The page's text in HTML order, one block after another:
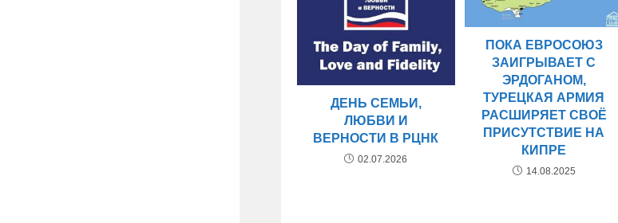
ДЕНЬ СЕМЬИ,
ЛЮБВИ И
ВЕРНОСТИ В РЦНК
02.07.2026
ПОКА ЕВРОСОЮЗ
ЗАИГРЫВАЕТ С
ЭРДОГАНОМ,
ТУРЕЦКАЯ АРМИЯ
РАСШИРЯЕТ СВОЁ
ПРИСУТСТВИЕ НА
КИПРЕ
14.08.2025